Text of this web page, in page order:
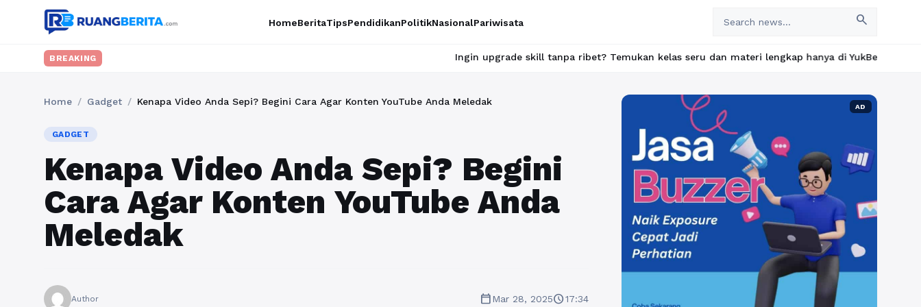
HomeBeritaTipsPendidikanPolitikNasionalPariwisata search
BREAKING Ingin upgrade skill tanpa ribet? Temukan kelas seru dan materi lengkap hanya di YukBelajar.com. Mulai
Home / Gadget / Kenapa Video Anda Sepi? Begini Cara Agar Konten YouTube Anda Meledak
GADGET
Kenapa Video Anda Sepi? Begini
Cara Agar Konten YouTube Anda
Meledak
Author calendar_todayMar 28, 2025schedule17:34
AD